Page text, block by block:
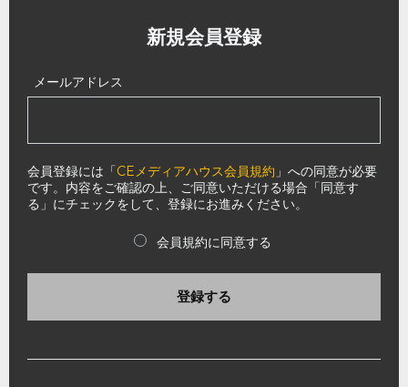
新規会員登録
メールアドレス
会員登録には「CEメディアハウス会員規約 」への同意が必要
です。内容をご確認の上、ご同意いただける場合「同意す
る」にチェックをして、登録にお進みください。
会員規約に同意する
登録する